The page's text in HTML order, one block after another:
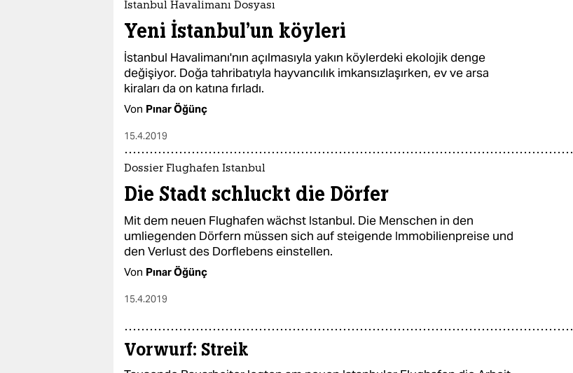
epaper login
İstanbul Havalimanı Dosyası
Yeni İstanbul'un köyleri
İstanbul Havalimanı'nın açılmasıyla yakın köylerdeki ekolojik denge
değişiyor. Doğa tahribatıyla hayvancılık imkansızlaşırken, ev ve arsa
kiraları da on katına fırladı.
Von Pınar Öğünç
15.4.2019
Dossier Flughafen Istanbul
Die Stadt schluckt die Dörfer
Mit dem neuen Flughafen wächst Istanbul. Die Menschen in den
umliegenden Dörfern müssen sich auf steigende Immobilienpreise und
den Verlust des Dorflebens einstellen.
Von Pınar Öğünç
15.4.2019
Vorwurf: Streik